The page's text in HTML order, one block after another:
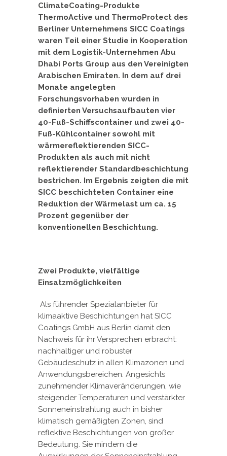
ClimateCoating-Produkte
ThermoActive und ThermoProtect des
Berliner Unternehmens SICC Coatings
waren Teil einer Studie in Kooperation
mit dem Logistik-Unternehmen Abu
Dhabi Ports Group aus den Vereinigten
Arabischen Emiraten. In dem auf drei
Monate angelegten
Forschungsvorhaben wurden in
definierten Versuchsaufbauten vier
40-Fuß-Schiffscontainer und zwei 40-
Fuß-Kühlcontainer sowohl mit
wärmereflektierenden SICC-
Produkten als auch mit nicht
reflektierender Standardbeschichtung
bestrichen. Im Ergebnis zeigten die mit
SICC beschichteten Container eine
Reduktion der Wärmelast um ca. 15
Prozent gegenüber der
konventionellen Beschichtung.
Zwei Produkte, vielfältige
Einsatzmöglichkeiten
Als führender Spezialanbieter für
klimaaktive Beschichtungen hat SICC
Coatings GmbH aus Berlin damit den
Nachweis für ihr Versprechen erbracht:
nachhaltiger und robuster
Gebäudeschutz in allen Klimazonen und
Anwendungsbereichen. Angesichts
zunehmender Klimaveränderungen, wie
steigender Temperaturen und verstärkter
Sonneneinstrahlung auch in bisher
klimatisch gemäßigten Zonen, sind
reflektive Beschichtungen von großer
Bedeutung. Sie mindern die